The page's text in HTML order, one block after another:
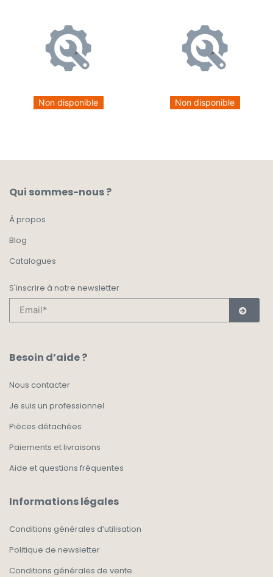
Non disponible Non disponible
Qui sommes-nous ?
À propos
Blog
Catalogues
S'inscrire à notre newsletter
Besoin d’aide ?
Nous contacter
Je suis un professionnel
Pièces détachées
Paiements et livraisons
Aide et questions fréquentes
Informations légales
Conditions générales d’utilisation
Politique de newsletter
Conditions générales de vente